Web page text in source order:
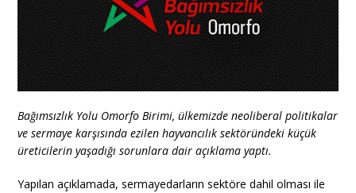
Bağımsızlık Yolu Omorfo Birimi, ülkemizde neoliberal politikalar
ve sermaye karşısında ezilen hayvancılık sektöründeki küçük
üreticilerin yaşadığı sorunlara dair açıklama yaptı.
Yapılan açıklamada, sermayedarların sektöre dahil olması ile